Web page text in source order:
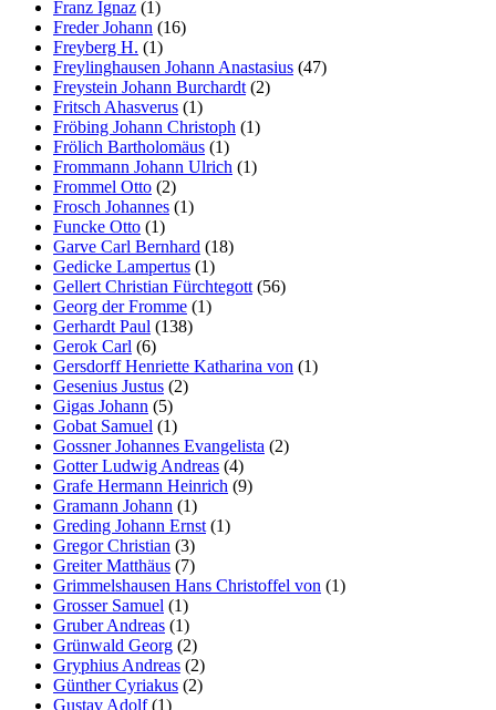
Franz Ignaz (1)
Freder Johann (16)
Freyberg H. (1)
Freylinghausen Johann Anastasius (47)
Freystein Johann Burchardt (2)
Fritsch Ahasverus (1)
Fröbing Johann Christoph (1)
Frölich Bartholomäus (1)
Frommann Johann Ulrich (1)
Frommel Otto (2)
Frosch Johannes (1)
Funcke Otto (1)
Garve Carl Bernhard (18)
Gedicke Lampertus (1)
Gellert Christian Fürchtegott (56)
Georg der Fromme (1)
Gerhardt Paul (138)
Gerok Carl (6)
Gersdorff Henriette Katharina von (1)
Gesenius Justus (2)
Gigas Johann (5)
Gobat Samuel (1)
Gossner Johannes Evangelista (2)
Gotter Ludwig Andreas (4)
Grafe Hermann Heinrich (9)
Gramann Johann (1)
Greding Johann Ernst (1)
Gregor Christian (3)
Greiter Matthäus (7)
Grimmelshausen Hans Christoffel von (1)
Grosser Samuel (1)
Gruber Andreas (1)
Grünwald Georg (2)
Gryphius Andreas (2)
Günther Cyriakus (2)
Gustav Adolf(1)